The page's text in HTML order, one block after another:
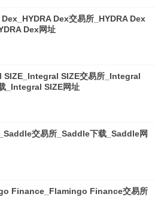
Dex_HYDRA Dex交易所_HYDRA Dex
Dex网址
SIZE_Integral SIZE交易所_Integral
_Integral SIZE网址
交易所_Saddle下载_Saddle网
Finance_Flamingo Finance交易所